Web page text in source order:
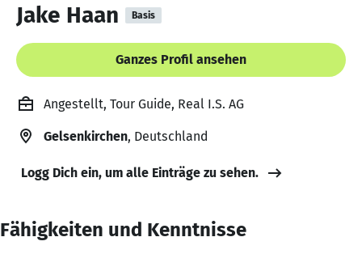
Jake Haan Basis
Ganzes Profil ansehen
Angestellt, Tour Guide, Real I.S. AG
Gelsenkirchen, Deutschland
Logg Dich ein, um alle Einträge zu sehen.
Fähigkeiten und Kenntnisse